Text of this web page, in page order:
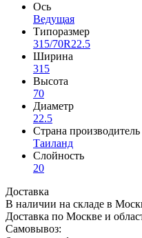
Ось
Ведущая
Типоразмер
315/70R22.5
Ширина
315
Высота
70
Диаметр
22.5
Страна производитель
Таиланд
Слойность
20
Доставка
В наличии на складе в
Доставка по Москве и
Самовывоз: